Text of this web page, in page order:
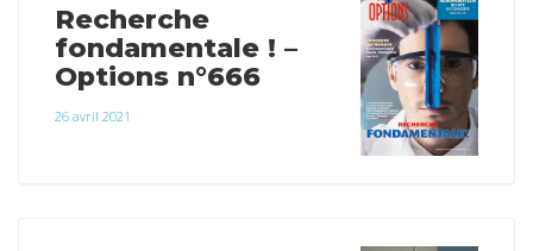
Recherche
fondamentale ! –
Options n°666
26 avril 2021